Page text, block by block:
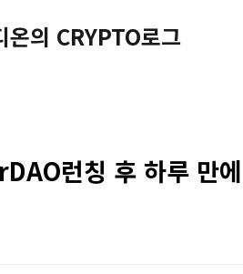
온의 CRYPTO로그
런칭 후 하루 만